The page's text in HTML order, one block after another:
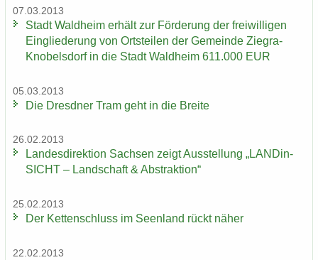
07.03.2013
Stadt Wald­heim er­hält zur För­de­rung der frei­wil­li­gen
Ein­glie­de­rung von Orts­tei­len der Ge­mein­de Ziegra-​
Knobelsdorf in die Stadt Wald­heim 611.000 EUR
05.03.2013
Die Dresd­ner Tram geht in die Brei­te
26.02.2013
Lan­des­di­rek­ti­on Sach­sen zeigt Aus­stel­lung „LAN­Din­
SICHT – Land­schaft & Abs­trak­ti­on“
25.02.2013
Der Ket­ten­schluss im Se­en­land rückt näher
22.02.2013